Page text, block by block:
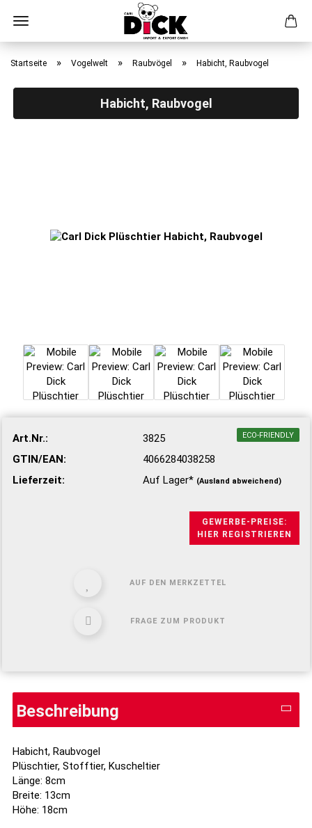
Direkt
zumStartseite » Vogelwelt » Raubvögel » Habicht, Raubvogel
Habicht, Raubvogel
ECO-FRIENDLY
Art.Nr.:
3825
GTIN/EAN:
4066284038258
Lieferzeit:
Auf Lager* (Ausland abweichend)
GEWERBE-PREISE:
HIER REGISTRIEREN
AUF DEN MERKZETTEL
FRAGE ZUM PRODUKT
Beschreibung
Habicht, Raubvogel
Plüschtier, Stofftier, Kuscheltier
Länge: 8cm
Breite: 13cm
Höhe: 18cm